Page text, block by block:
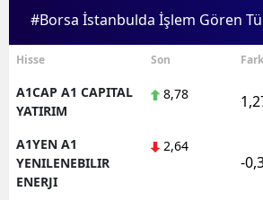
#Borsa İstanbulda İşlem Gören
Hisse Son
A1CAP A1 CAPITAL
YATIRIM
8,78
A1YEN A1
YENILENEBILIR
ENERJI
2,64
-